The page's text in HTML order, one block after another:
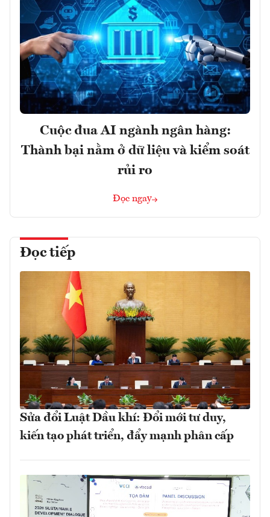
Cuộc đua AI ngành ngân hàng:
Thành bại nằm ở dữ liệu và kiểm soát
rủi ro
Đọc ngay
Đọc tiếp
Sửa đổi Luật Dầu khí: Đổi mới tư duy,
kiến tạo phát triển, đẩy mạnh phân cấp